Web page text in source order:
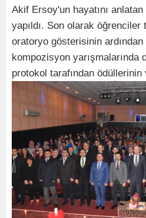
Akif Ersoy'un hayatını
yapıldı. Son olarak öğrenciler
oratoryo gösterisinin
kompozisyon yarışmalarında
protokol tarafından